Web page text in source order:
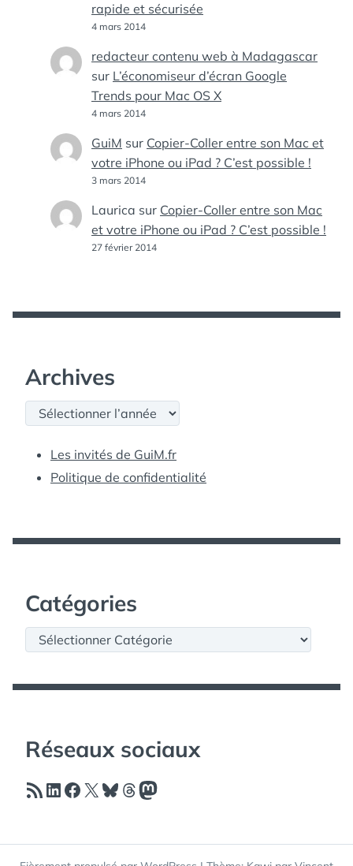
rapide et sécurisée
4 mars 2014
redacteur contenu web à Madagascar
sur L’économiseur d’écran Google
Trends pour Mac OS X
4 mars 2014
GuiM sur Copier-Coller entre son Mac et
votre iPhone ou iPad ? C’est possible !
3 mars 2014
Laurica sur Copier-Coller entre son Mac
et votre iPhone ou iPad ? C’est possible !
27 février 2014
Archives
Archives
Les invités de GuiM.fr
Politique de confidentialité
Catégories
Catégories
Réseaux sociaux
Flux RSSLinkedIn
Facebook
X Bluesky
Threads
Mastodon